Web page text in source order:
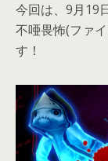
今回は、9月19
不唖畏怖(ファ
す！